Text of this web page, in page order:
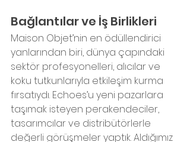
Bağlantılar ve İş Birlikleri
Maison Objet’nin en ödüllendirici
yanlarından biri, dünya çapındaki
sektör profesyonelleri, alıcılar ve
koku tutkunlarıyla etkileşim kurma
fırsatıydı. Echoes’u yeni pazarlara
taşımak isteyen perakendeciler,
tasarımcılar ve distribütörlerle
değerli görüşmeler yaptık. Aldığımız